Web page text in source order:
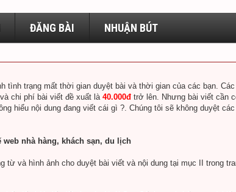
ĐĂNG BÀI NHUẬN BÚT
tình trạng mất thời gian duyệt bài và thời gian của các bạn.
chi phí bài viết đề xuất là 40.000đ trở lên. Nhưng bài viết cần
hiểu nội dung đang viết cái gì ?. Chúng tôi sẽ không duyệt
web nhà hàng, khách sạn, du lịch
từ và hình ảnh cho duyệt bài viết và nội dung tại mục II trong